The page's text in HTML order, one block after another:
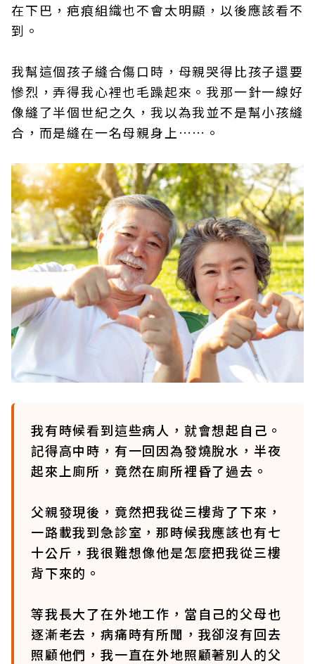
在下巴，疤痕組織也不會太明顯，以後應該看不
到。
我幫這個孩子縫合傷口時，母親哭得比孩子還要
慘烈，弄得我心裡也毛躁起來。我那一針一線好
像縫了半個世紀之久，我以為我並不是幫小孩縫
合，而是縫在一名母親身上……。
我有時候看到這些病人，就會想起自己。
記得高中時，有一回因為發燒脫水，半夜
起來上廁所，竟然在廁所裡昏了過去。
父親發現後，竟然把我從三樓背了下來，
一路載我到急診室，那時候我應該也有七
十公斤，我很難想像他是怎麼把我從三樓
背下來的。
等我長大了在外地工作，當自己的父母也
逐漸老去，病痛時有所聞，我卻沒有回去
照顧他們，我一直在外地照顧著別人的父